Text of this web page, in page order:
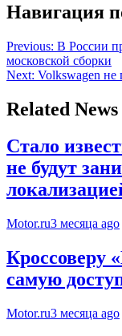
Навигация
Previous: В России
московской сборки
Next: Volkswagen не
Related News
Стало
не будут
Motor.ru3 месяца ago
Кроссоверу
самую
Motor.ru3 месяца ago